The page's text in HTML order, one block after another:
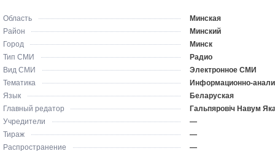
Область
Минская
Район
Минский
Город
Минск
Тип СМИ
Радио
Вид СМИ
Электронное СМИ
Тематика
Информационно-
Язык
Беларуская
Главный редатор
Гальпяровіч Навум
Учредители
—
Тираж
—
Распространение
—